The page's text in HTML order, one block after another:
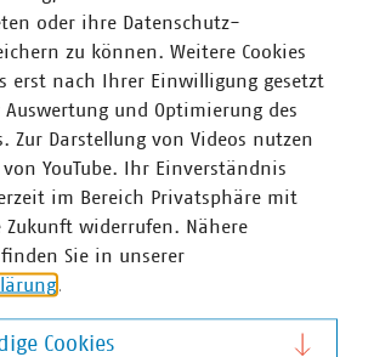
Berlin, IHK Berlin, Innung SHK
Bankenverband e.V., Verband
e.V. - Landesgruppe Berlin-
der Unternehmensverbände in
e.V. sowie dem Verein Berliner
e.V.
oder ihre Datenschutz-
zu können. Weitere Cookies
erst nach Ihrer Einwilligung gesetzt
und Optimierung des
Zur Darstellung von Videos nutzen
YouTube. Ihr Einverständnis
im Bereich Privatsphäre mit
widerrufen. Nähere
Sie in unserer
.
Cookies